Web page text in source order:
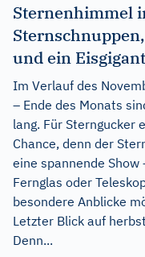
Sternenhimmel
und ein Eisgigant
Im Verlauf des
– Ende des Monats
lang. Für Sterngucker
Chance, denn der
eine spannende
Fernglas oder
besondere Anblicke
Letzter Blick auf
Denn...